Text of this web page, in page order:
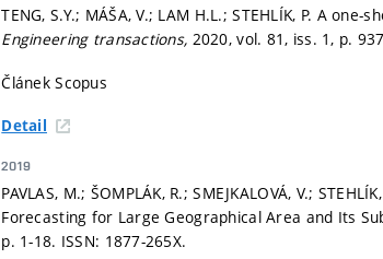
TENG, S.Y.; MÁŠA, V.; LAM H.L.; STEHLÍK, P. A
Engineering transactions, 2020, vol. 81, iss. 1, p.
Článek Scopus
Detail
2019
PAVLAS, M.; ŠOMPLÁK, R.; SMEJKALOVÁ, V.;
Forecasting for Large Geographical Area and Its
p. 1-18. ISSN: 1877-265X.